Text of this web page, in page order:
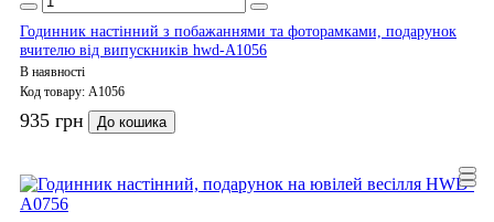
Годинник настінний з побажаннями та фоторамками, подарунок
вчителю від випускників hwd-A1056
В наявності
Код товару: A1056
935 грн До кошика